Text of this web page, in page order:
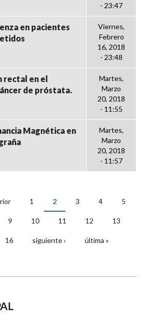
- 23:47
en pacientes
Viernes,
Febrero
16, 2018
- 23:48
rectal en el
de próstata.
Martes,
Marzo
20, 2018
- 11:55
Magnética en
Martes,
Marzo
20, 2018
- 11:57
1 2 3 4 5
9 10 11 12 13
16 siguiente › última »